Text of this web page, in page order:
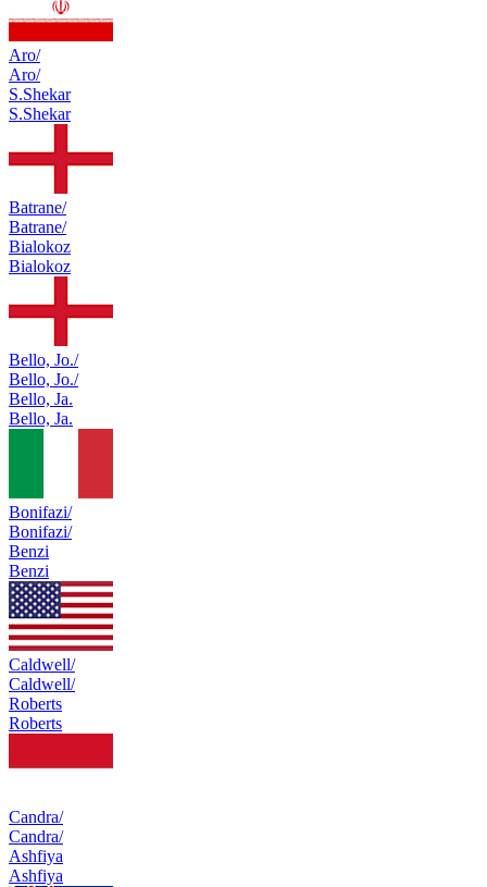
Aro/
Aro/
S.Shekar
S.Shekar
Batrane/
Batrane/
Bialokoz
Bialokoz
Bello, Jo./
Bello, Jo./
Bello, Ja.
Bello, Ja.
Bonifazi/
Bonifazi/
Benzi
Benzi
Caldwell/
Caldwell/
Roberts
Roberts
Candra/
Candra/
Ashfiya
Ashfiya